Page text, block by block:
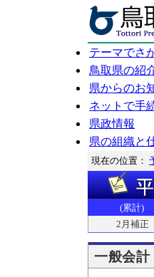
テーマでさ
鳥取県の紹
県からのお
ネットで手
県政情報
県の組織と
現在の位置：
(累計)
2月補正
一般会計